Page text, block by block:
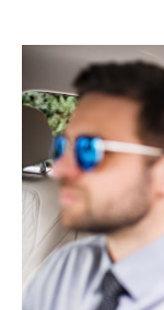
Termes et Conditions
Mentions légales
Privacy